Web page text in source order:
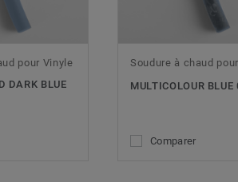
pour Vinyle
DARK BLUE
Soudure à chaud
MULTICOLOUR BLUE
Comparer